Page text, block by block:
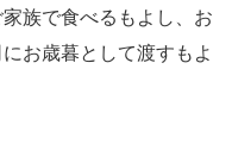
族で食べるもよし、お
お歳暮として渡すもよ